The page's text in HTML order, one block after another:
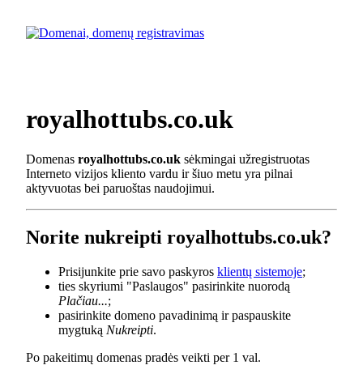
royalhottubs.co.uk
Domenas royalhottubs.co.uk sėkmingai užregistruotas
Interneto vizijos kliento vardu ir šiuo metu yra pilnai
aktyvuotas bei paruoštas naudojimui.
Norite nukreipti royalhottubs.co.uk?
Prisijunkite prie savo paskyros klientų sistemoje;
ties skyriumi "Paslaugos" pasirinkite nuorodą
Plačiau...;
pasirinkite domeno pavadinimą ir paspauskite
mygtuką Nukreipti.
Po pakeitimų domenas pradės veikti per 1 val.